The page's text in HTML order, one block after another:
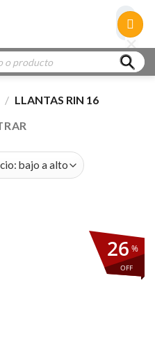
/ LLANTAS RIN 16
%
OFF
26
×
×
×